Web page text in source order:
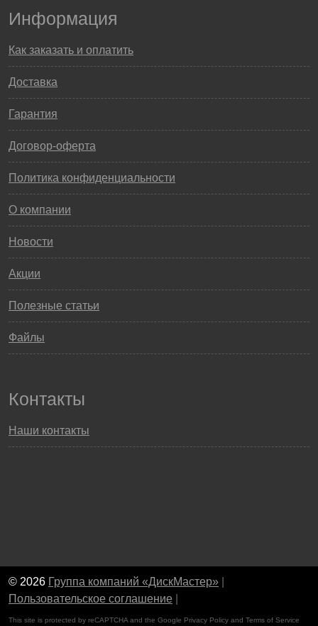
Информация
Как заказать и оплатить
Доставка
Гарантия
Договор-оферта
Политика конфиденциальности
О компании
Новости
Акции
Полезные статьи
Файлы
Контакты
Наши контакты
© 2026 Группа компаний «ДискМастер»
Пользовательское соглашение
This site is protected by reCAPTCHA and the Google Privacy Policy and Terms of Service